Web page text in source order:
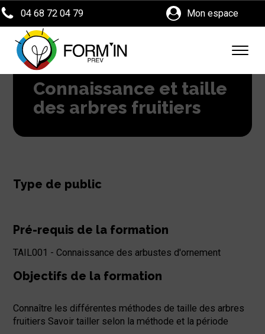
Connaissance et taille
des arbres fruitiers
Type de public
Pré-requis de la formation
TAIL001 - Connaissance des arbustes d'ornement
Objectifs de la formation
Connaître les différentes méthodes de taille des arbres
fruitiers Savoir tailler selon la méthode et la période
04 68 72 04 79 Mon espace